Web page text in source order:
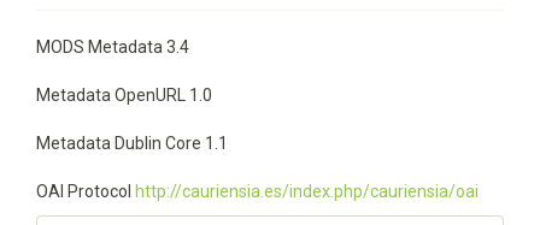
MODS Metadata 3.4
Metadata OpenURL 1.0
Metadata Dublin Core 1.1
OAI Protocol http://cauriensia.es/index.php/cauriensia/oai